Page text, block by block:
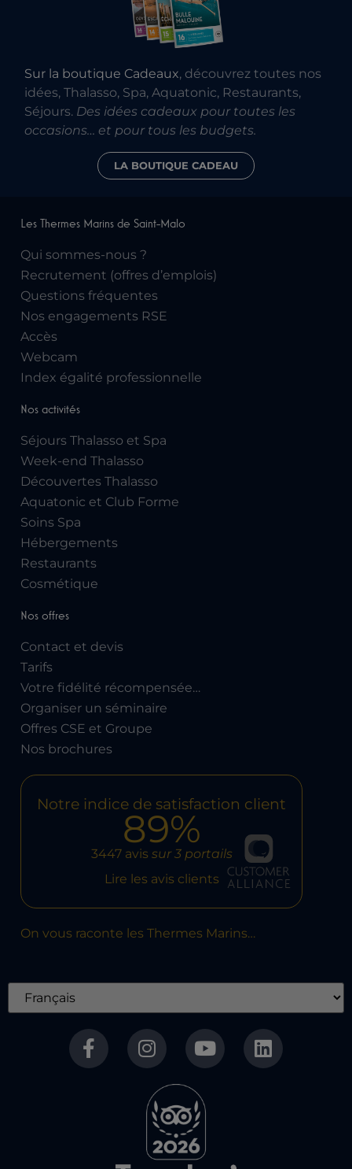
Sur la boutique Cadeaux, découvrez toutes nos
idées, Thalasso, Spa, Aquatonic, Restaurants,
Séjours. Des idées cadeaux pour toutes les
occasions… et pour tous les budgets.
LA BOUTIQUE CADEAU
Les Thermes Marins de Saint-Malo
Qui sommes-nous ?
Recrutement (offres d’emplois)
Questions fréquentes
Nos engagements RSE
Accès
Webcam
Index égalité professionnelle
Nos activités
Séjours Thalasso et Spa
Week-end Thalasso
Découvertes Thalasso
Aquatonic et Club Forme
Soins Spa
Hébergements
Restaurants
Cosmétique
Nos offres
Contact et devis
Tarifs
Votre fidélité récompensée…
Organiser un séminaire
Offres CSE et Groupe
Nos brochures
Notre indice de satisfaction client
89%
3447 avis sur 3 portails
Lire les avis clients
On vous raconte les Thermes Marins…